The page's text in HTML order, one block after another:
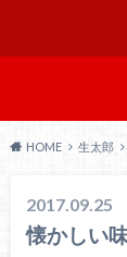
HOME 生太郎
2017.09.25
懐かしい